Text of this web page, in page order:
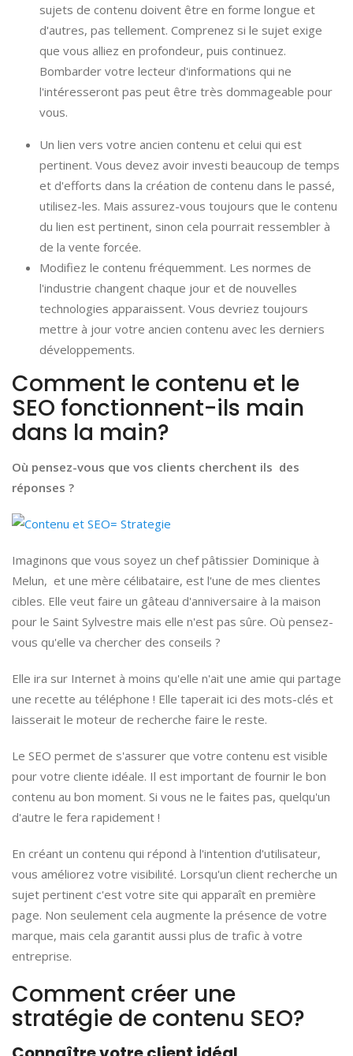
sujets de contenu doivent être en forme longue et
d'autres, pas tellement. Comprenez si le sujet exige
que vous alliez en profondeur, puis continuez.
Bombarder votre lecteur d'informations qui ne
l'intéresseront pas peut être très dommageable pour
vous.
Un lien vers votre ancien contenu et celui qui est
pertinent. Vous devez avoir investi beaucoup de temps
et d'efforts dans la création de contenu dans le passé,
utilisez-les. Mais assurez-vous toujours que le contenu
du lien est pertinent, sinon cela pourrait ressembler à
de la vente forcée.
Modifiez le contenu fréquemment. Les normes de
l'industrie changent chaque jour et de nouvelles
technologies apparaissent. Vous devriez toujours
mettre à jour votre ancien contenu avec les derniers
développements.
Comment le contenu et le
SEO fonctionnent-ils main
dans la main?
Où pensez-vous que vos clients cherchent ils des
réponses ?
Imaginons que vous soyez un chef pâtissier Dominique à
Melun, et une mère célibataire, est l'une de mes clientes
cibles. Elle veut faire un gâteau d'anniversaire à la maison
pour le Saint Sylvestre mais elle n'est pas sûre. Où pensez-
vous qu'elle va chercher des conseils ?
Elle ira sur Internet à moins qu'elle n'ait une amie qui partage
une recette au téléphone ! Elle taperait ici des mots-clés et
laisserait le moteur de recherche faire le reste.
Le SEO permet de s'assurer que votre contenu est visible
pour votre cliente idéale. Il est important de fournir le bon
contenu au bon moment. Si vous ne le faites pas, quelqu'un
d'autre le fera rapidement !
En créant un contenu qui répond à l'intention d'utilisateur,
vous améliorez votre visibilité. Lorsqu'un client recherche un
sujet pertinent c'est votre site qui apparaît en première
page. Non seulement cela augmente la présence de votre
marque, mais cela garantit aussi plus de trafic à votre
entreprise.
Comment créer une
stratégie de contenu SEO?